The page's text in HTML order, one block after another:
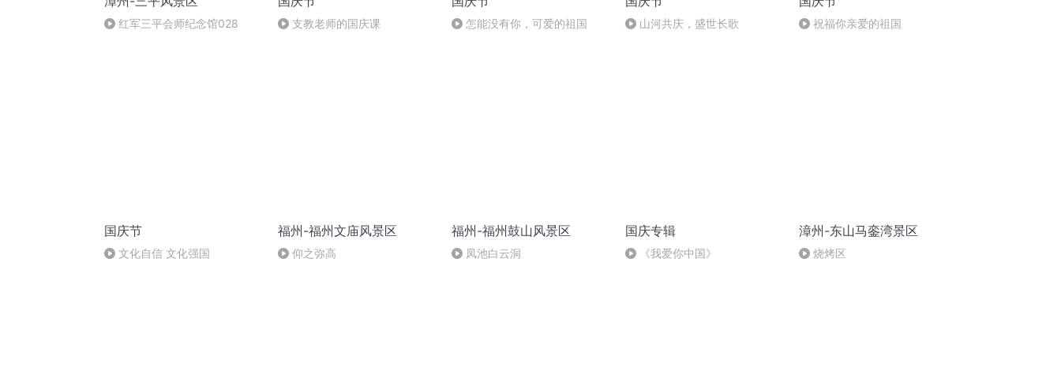
红军三平会师纪念馆028 支教老师的国庆课 怎能没有你，可爱的祖国 山河共庆，盛世长歌 祝福你亲爱的祖国
国庆节
文化自信 文化强国
福州-福州文庙风景区
仰之弥高
福州-福州鼓山风景区
凤池白云洞
国庆专辑
《我爱你中国》
漳州-东山马銮湾景区
烧烤区